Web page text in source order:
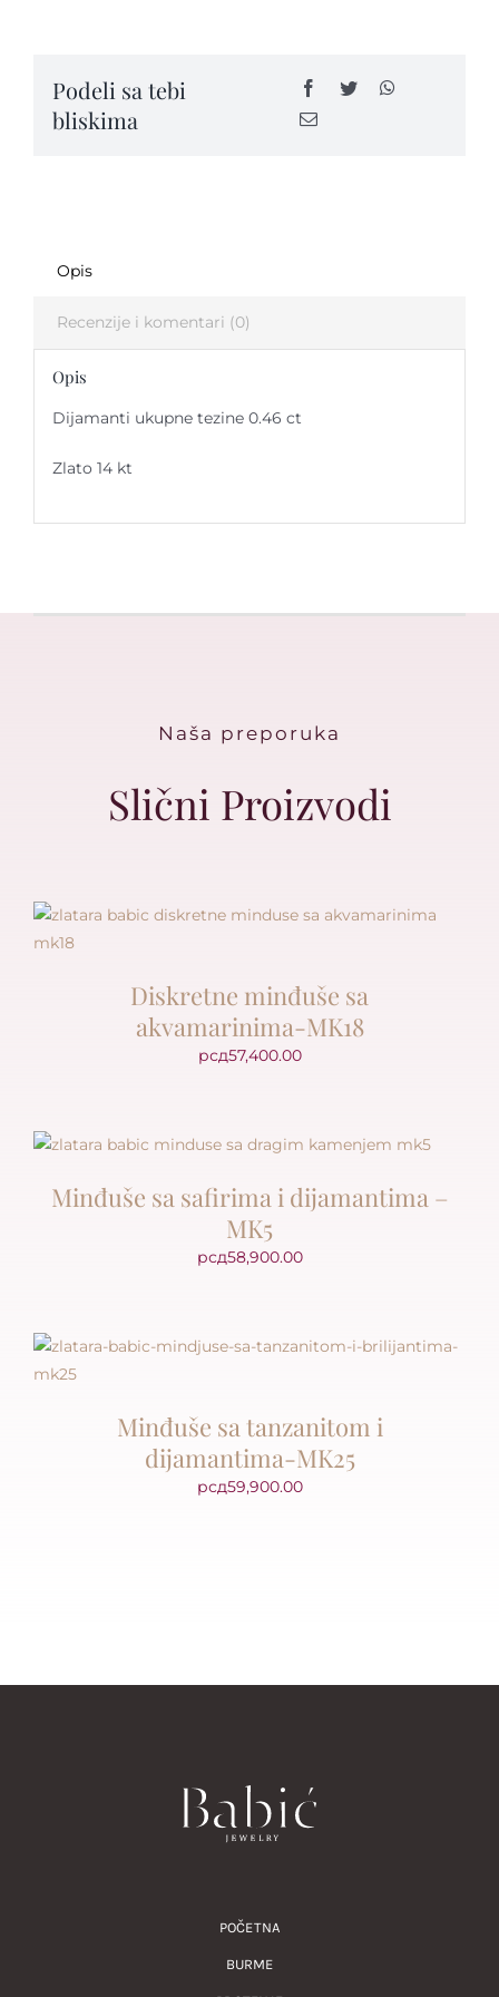
dijamantima-
MK20
Podeli sa tebi
bliskima
Opis
Recenzije i komentari (0)
Opis
Dijamanti ukupne tezine 0.46 ct
Zlato 14 kt
Naša preporuka
Slični Proizvodi
Diskretne minđuše sa
akvamarinima-MK18
рсд57,400.00
Minđuše sa safirima i dijamantima –
MK5
рсд58,900.00
Minđuše sa tanzanitom i
dijamantima-MK25
рсд59,900.00
POČETNA
BURME